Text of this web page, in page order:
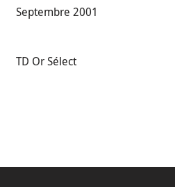
Septembre 2001
TD Or Sélect